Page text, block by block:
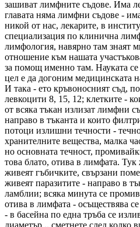
зашиват лимфните съдове. Има
главата няма лимфни съдове -
никой от нас, лекарите, в
специализация по клинична
лимфология, навярно там знаят
отношение към нашата
за помощ именно там. Науката се
цел е да догоним медицинската
И така - ето кръвоносният съд,
левкоцити 8, 15, 12; клетките -
от всяка тъкан излизат лимфни
направо в тъканта и които
потоци излишни течности -
хранителните вещества, малка
но основната течност,
това блато, отива в лимфата. Тук
живеят гъбичките, свързани
живеят паразитите - направо в
ламблии; всяка минута се
отива в лимфата - осъществява се
- в басейна по една тръба се
диаметър .. сметнете след колко